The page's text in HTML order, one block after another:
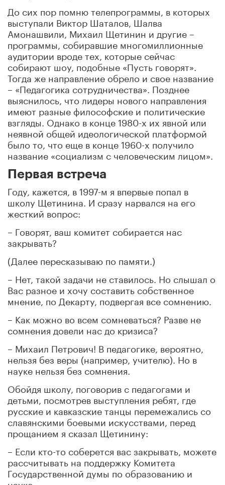
До сих пор помню телепрограммы, в которых
выступали Виктор Шаталов, Шалва
Амонашвили, Михаил Щетинин и другие –
программы, собиравшие многомиллионные
аудитории вроде тех, которые сейчас
собирают шоу, подобные «Пусть говорят».
Тогда же направление обрело и свое название
– «Педагогика сотрудничества». Позднее
выяснилось, что лидеры нового направления
имеют разные философские и политические
взгляды. Однако в конце 1980-х их явной или
неявной общей идеологической платформой
было то, что еще в конце 1960-х получило
название «социализм с человеческим лицом».
Первая встреча
Году, кажется, в 1997-м я впервые попал в
школу Щетинина. И сразу нарвался на его
жесткий вопрос:
– Говорят, ваш комитет собирается нас
закрывать?
(Далее пересказываю по памяти.)
– Нет, такой задачи не ставилось. Но слышал о
Вас разное и хочу составить собственное
мнение, по Декарту, подвергая все сомнению.
– Как можно во всем сомневаться? Разве не
сомнения довели нас до кризиса?
– Михаил Петрович! В педагогике, вероятно,
нельзя без веры (например, учителю). Но в
науке нельзя без сомнения.
Обойдя школу, поговорив с педагогами и
детьми, посмотрев выступления ребят, где
русские и кавказские танцы перемежались со
славянскими боевыми искусствами, перед
прощанием я сказал Щетинину:
– Если кто-то соберется вас закрывать, можете
рассчитывать на поддержку Комитета
Государственной думы по образованию и